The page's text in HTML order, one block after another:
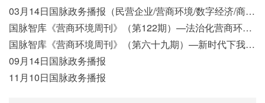
03月14日国脉政务播报（民营企业/营商环境/数字经济/商事制度改革）
国脉智库《营商环境周刊》（第122期）—法治化营商环境视域下我国行政执法公示制度浅析
国脉智库《营商环境周刊》（第六十九期）—新时代下我国营商环境标准体系构建初探
09月14日国脉政务播报
11月10日国脉政务播报